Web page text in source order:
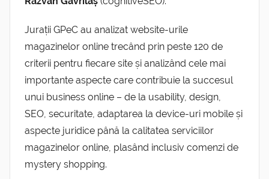
Jurații GPeC au analizat website-urile
magazinelor online trecând prin peste 120 de
criterii pentru fiecare site și analizând cele mai
importante aspecte care contribuie la succesul
unui business online – de la usability, design,
SEO, securitate, adaptarea la device-uri mobile și
aspecte juridice până la calitatea serviciilor
magazinelor online, plasând inclusiv comenzi de
mystery shopping.